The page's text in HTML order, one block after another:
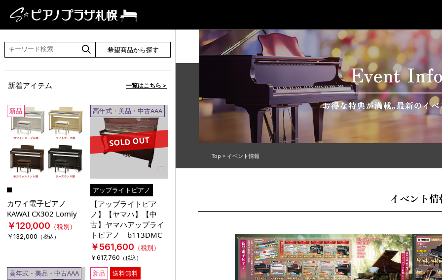
希望商品から探す
新着アイテム 一覧はこちら＞
新品
Favorite
カワイ電子ピアノ
KAWAI CX302 Lomiy
￥120,000 （税別）
￥132,000 （税込）
高年式・美品・中古AAA
SOLD OUT
Favorite
アップライトピアノ
【アップライトピア
ノ】【ヤマハ】【中
古】ヤマハアップライ
トピアノ b113DMC
￥561,600 （税別）
￥617,760 （税込）
高年式・美品・中古AAA 新品 送料無料
Top > イベント情報
イベント情